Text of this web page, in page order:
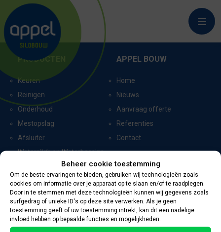
Beheer cookie toestemming
Om de beste ervaringen te bieden, gebruiken wij technologieën zoals
cookies om informatie over je apparaat op te slaan en/of te raadplegen.
Door in te stemmen met deze technologieën kunnen wij gegevens zoals
surfgedrag of unieke ID's op deze site verwerken. Als je geen
toestemming geeft of uw toestemming intrekt, kan dit een nadelige
invloed hebben op bepaalde functies en mogelijkheden.
DE MORTEL
PRODUCTEN
Keuren
Reinigen
Onderhoud
Mestopslag
Afsluiter
Watersilo’s en Waterbassins
APPEL BOUW
Home
Nieuws
Aanvraag offerte
Referenties
Contact
CERTIFICERING CONTACTGEGEVENS
Oevers 11
8331 VC Steenwijk